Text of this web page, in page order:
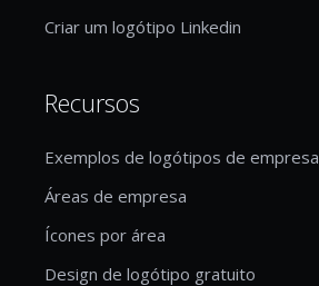
Criar um logótipo Linkedin
Recursos
Exemplos de logótipos de empresa
Áreas de empresa
Ícones por área
Design de logótipo gratuito